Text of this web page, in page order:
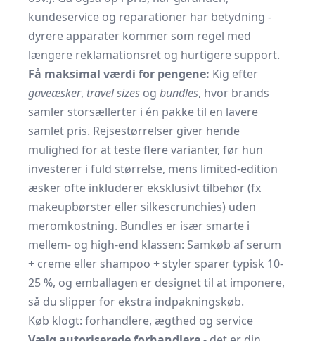
kundeservice og reparationer har betydning -
dyrere apparater kommer som regel med
længere reklamationsret og hurtigere support.
Få maksimal værdi for pengene: Kig efter
gaveæsker, travel sizes og bundles, hvor brands
samler storsællerter i én pakke til en lavere
samlet pris. Rejsestørrelser giver hende
mulighed for at teste flere varianter, før hun
investerer i fuld størrelse, mens limited-edition
æsker ofte inkluderer eksklusivt tilbehør (fx
makeupbørster eller silkescrunchies) uden
meromkostning. Bundles er især smarte i
mellem- og high-end klassen: Samkøb af serum
+ creme eller shampoo + styler sparer typisk 10-
25 %, og emballagen er designet til at imponere,
så du slipper for ekstra indpakningskøb.
Køb klogt: forhandlere, ægthed og service